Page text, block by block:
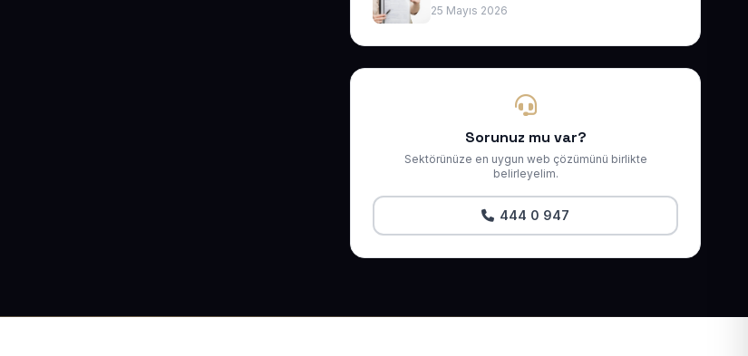
25 Mayıs 2026
Sorunuz mu var?
Sektörünüze en uygun web çözümünü birlikte
belirleyelim.
444 0 947